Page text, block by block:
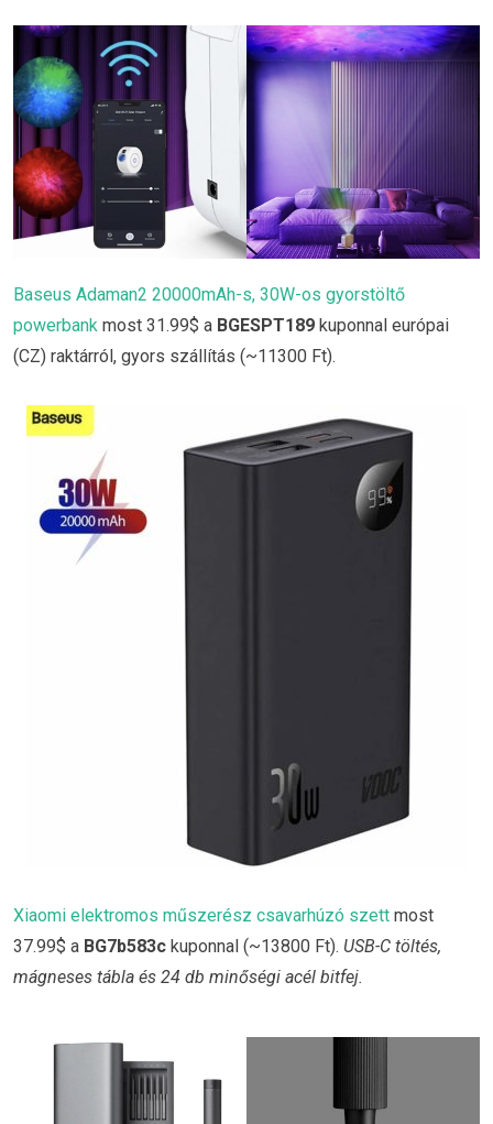
Baseus Adaman2 20000mAh-s, 30W-os gyorstöltő
powerbank most 31.99$ a BGESPT189 kuponnal európai
(CZ) raktárról, gyors szállítás (~11300 Ft).
Xiaomi elektromos műszerész csavarhúzó szett most
37.99$ a BG7b583c kuponnal (~13800 Ft). USB-C töltés,
mágneses tábla és 24 db minőségi acél bitfej.